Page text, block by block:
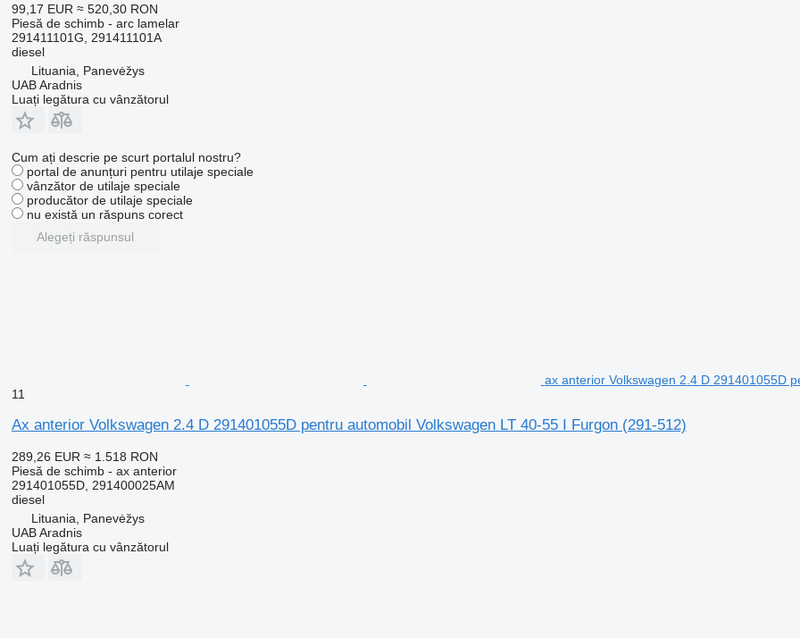
99,17 EUR ≈ 520,30 RON
Piesă de schimb - arc lamelar
291411101G, 291411101A
diesel
Lituania, Panevėžys
UAB Aradnis
Luați legătura cu vânzătorul
Cum ați descrie pe scurt portalul nostru?
portal de anunțuri pentru utilaje speciale
vânzător de utilaje speciale
producător de utilaje speciale
nu există un răspuns corect
Alegeți răspunsul
ax anterior Volkswagen 2.4 D 291401055D
11
Ax anterior Volkswagen 2.4 D 291401055D pentru automobil Volkswagen LT 40-55 I Furgon (291-512)
289,26 EUR ≈ 1.518 RON
Piesă de schimb - ax anterior
291401055D, 291400025AM
diesel
Lituania, Panevėžys
UAB Aradnis
Luați legătura cu vânzătorul